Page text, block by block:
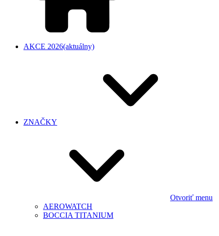
AKCE 2026(aktuálny)
ZNAČKY
Otvoriť menu
AEROWATCH
BOCCIA TITANIUM